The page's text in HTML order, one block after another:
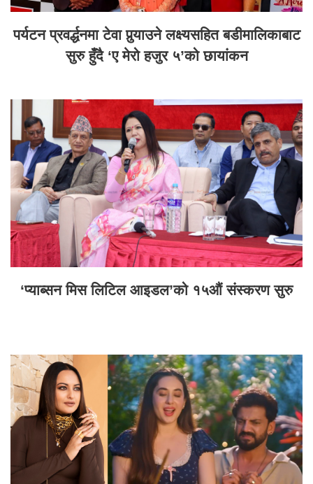
पर्यटन प्रवर्द्धनमा टेवा पुर्‍याउने लक्ष्यसहित बडीमालिकाबाट
सुरु हुँदै ‘ए मेरो हजुर ५’को छायांकन
‘प्याब्सन मिस लिटिल आइडल’को १५औं संस्करण सुरु